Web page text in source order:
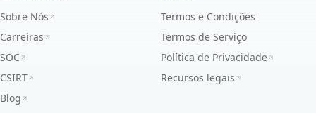
Sobre Nós
Carreiras
SOC
CSIRT
Blog
Termos e Condições
Termos de Serviço
Política de Privacidade
Recursos legais